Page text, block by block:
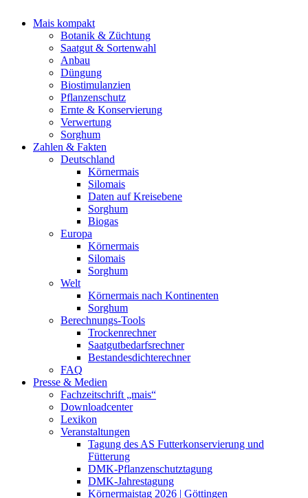
Mais kompakt
Botanik & Züchtung
Saatgut & Sortenwahl
Anbau
Düngung
Biostimulanzien
Pflanzenschutz
Ernte & Konservierung
Verwertung
Sorghum
Zahlen & Fakten
Deutschland
Körnermais
Silomais
Daten auf Kreisebene
Sorghum
Biogas
Europa
Körnermais
Silomais
Sorghum
Welt
Körnermais nach Kontinenten
Sorghum
Berechnungs-Tools
Trockenrechner
Saatgutbedarfsrechner
Bestandesdichterechner
FAQ
Presse & Medien
Fachzeitschrift „mais“
Downloadcenter
Lexikon
Veranstaltungen
Tagung des AS Futterkonservierung und
Fütterung
DMK-Pflanzenschutztagung
DMK-Jahrestagung
Körnermaistag 2026 | Göttingen